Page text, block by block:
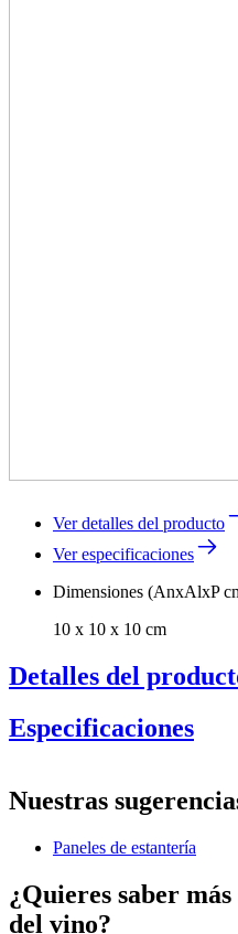
Ver detalles del producto
Ver especificaciones
Dimensiones (AnxAlxP
10 x 10 x 10 cm
Detalles del
Especificaciones
Número de producto
General
FabricantePevino
Dimensiones (AnxAlxP cm)
Nuestras
Paneles de estantería
¿Quieres saber
del vino?